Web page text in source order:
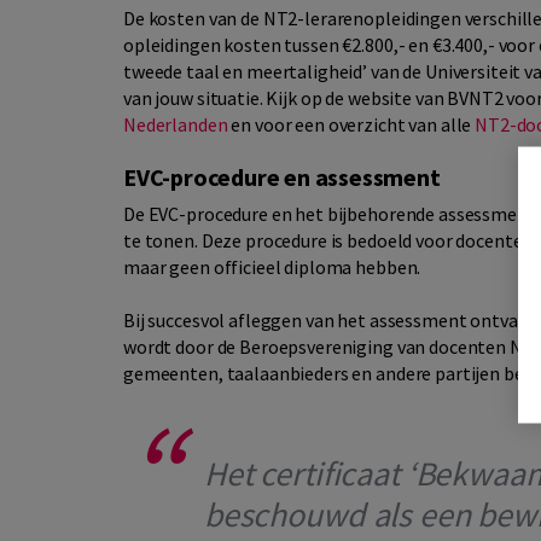
De kosten van de NT2-lerarenopleidingen
opleidingen kosten tussen €2.800,- en €3.400,-
tweede taal en meertaligheid’ van de Universiteit
van jouw situatie. Kijk op de website van BVNT2
Nederlandenen voor een overzicht van alle NT2-
EVC-procedure en assessment
De EVC-procedure en het bijbehorende
te tonen. Deze procedure is bedoeld voor
maar geen officieel diploma hebben.
Bij succesvol afleggen van het assessment
wordt door de Beroepsvereniging van docenten
gemeenten, taalaanbieders en andere partijen
Het certificaat
beschouwd als een